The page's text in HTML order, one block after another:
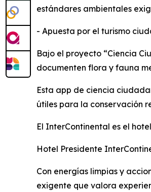
estándares ambientales
- Apuesta por el turismo
Bajo el proyecto “Ciencia
documenten flora y fauna
Esta app de ciencia
útiles para la conservación
El InterContinental es el
Hotel Presidente
Con energías limpias y
exigente que valora